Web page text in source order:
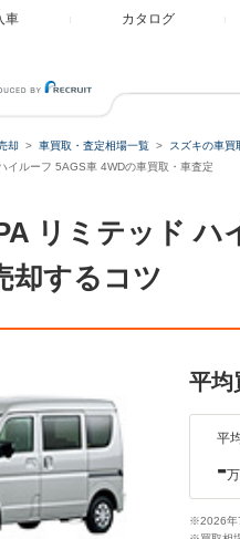
車 カタログ
却 車買取・査定相場一覧 スズキの車買
イルーフ 5AGS車 4WDの車買取・車査定
リミテッド ハ
却するコツ
平均
平
-
※2026年